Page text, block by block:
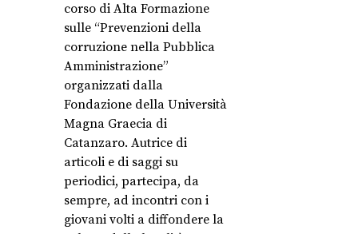
corso di Alta Formazione
sulle “Prevenzioni della
corruzione nella Pubblica
Amministrazione”
organizzati dalla
Fondazione della Università
Magna Graecia di
Catanzaro. Autrice di
articoli e di saggi su
periodici, partecipa, da
sempre, ad incontri con i
giovani volti a diffondere la